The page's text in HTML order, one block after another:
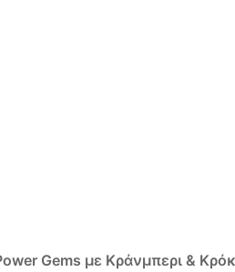
Gems με Κράνμπερι &